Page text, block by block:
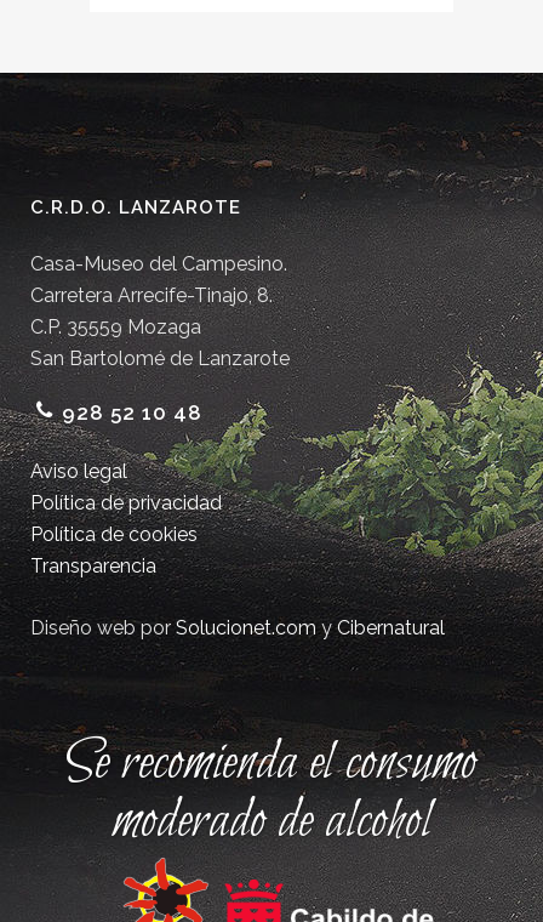
C.R.D.O. LANZAROTE
Casa-Museo del Campesino.
Carretera Arrecife-Tinajo, 8.
C.P. 35559 Mozaga
San Bartolomé de Lanzarote
928 52 10 48
Aviso legal
Política de privacidad
Política de cookies
Transparencia
Diseño web porSolucionet.comyCibernatural
Se recomienda el consumo
moderado de alcohol